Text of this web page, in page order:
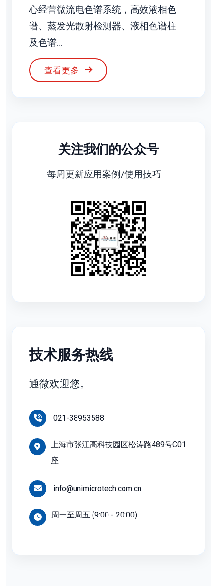
心经营微流电色谱系统，高效液相色
谱、蒸发光散射检测器、液相色谱柱
及色谱…
查看更多
关注我们的公众号
每周更新应用案例/使用技巧
技术服务热线
通微欢迎您。
021-38953588
上海市张江高科技园区松涛路489号C01
座
info@unimicrotech.com.cn
周一至周五 (9:00 - 20:00)